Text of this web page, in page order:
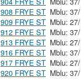
908 FRYE ST
909 FRYE ST
912 FRYE ST
913 FRYE ST
916 FRYE ST
917 FRYE ST
920 FRYE ST